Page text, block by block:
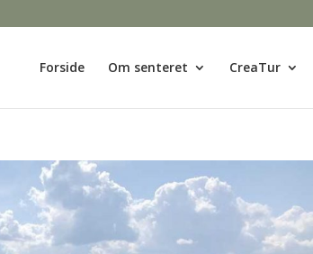
Forside Om senteret CreaTur